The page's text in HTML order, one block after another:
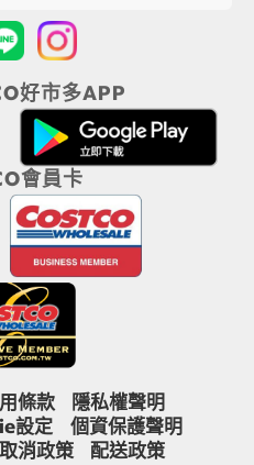
好市多APP
會員卡
條款
隱私權聲明
設定
個資保護聲明
消政策 配送政策